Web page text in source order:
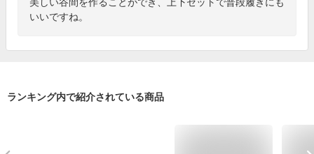
いいですね。
ランキング内で紹介されている商品